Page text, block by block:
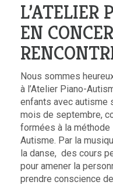
L’ATELIER
EN
Nous sommes
à l’Atelier Piano-
enfants avec autisme
mois de septembre,
formées à la méthode
Autisme. Par la
la danse, des cours
pour amener la
prendre conscience